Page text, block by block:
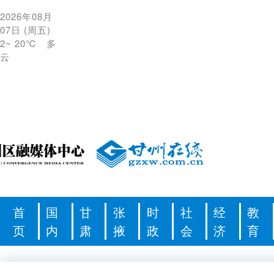
2026年08月
07日 (周五)
2~ 20℃
多
云
首
页
国
内
甘
肃
张
掖
时
政
社
会
经
济
教
育